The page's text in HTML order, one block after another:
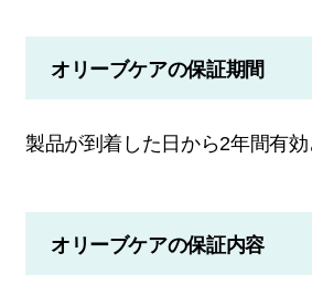
オリーブケアの保証期間
製品が到着した日から2年間有効
オリーブケアの保証内容